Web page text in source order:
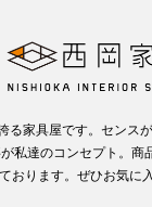
る家具屋です。センス
私達のコンセプト。商
おります。ぜひお気に